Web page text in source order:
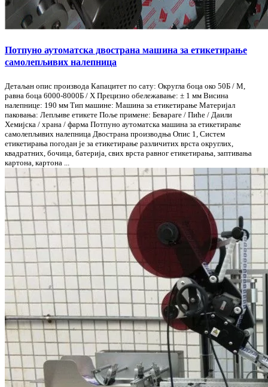
Потпуно аутоматска двострана машина за етикетирање
самолепљивих налепница
Детаљан опис производа Капацитет по сату: Округла боца око 50Б / М,
равна боца 6000-8000Б / Х Прецизно обележавање: ± 1 мм Висина
налепнице: 190 мм Тип машине: Машина за етикетирање Материјал
паковања: Лепљиве етикете Поље примене: Бевараге / Пиће / Даили
Хемијска / храна / фарма Потпуно аутоматска машина за етикетирање
самолепљивих налепница Двострана производња Опис 1, Систем
етикетирања погодан је за етикетирање различитих врста округлих,
квадратних, бочица, батерија, свих врста равног етикетирања, заптивања
картона, картона ...